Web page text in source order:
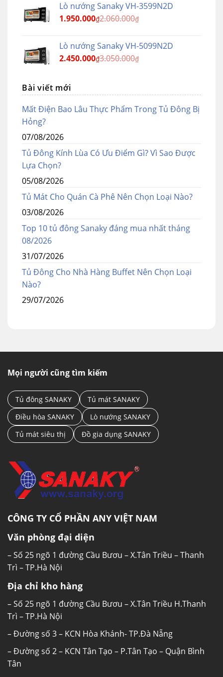
Lò nướng Sanaky VH-3599N2D
1.950.000₫2.060.000₫
Lò nướng Sanaky VH-5099N2D
2.450.000₫3.050.000₫
Bài viết mới
Mất Điện Bao Lâu Thực Phẩm Trong Tủ Đông Bị
Hỏng?
07/08/2026
Tủ Đông Kính Lùa Có Ưu Điểm Gì? Vì Sao Được
Lựa Chọn?
05/08/2026
Tủ Mát Cho Quán Cà Phê Nên Chọn Loại Nào?
03/08/2026
Top 10 tủ đông Sanaky đáng mua nhất tháng
08/2026
31/07/2026
Tủ Đông Cho Nhà Hàng Buffet Nên Chọn Loại
Nào?
29/07/2026
Mọi người cũng tìm kiếm
Tủ đông SANAKY
Tủ mát SANAKY
Điều hòa SANAKY
Lò nướng SANAKY
Tủ mát siêu thị
Đồ gia dụng SANAKY
CÔNG TY CỔ PHẦN ANY VIỆT NAM
Văn phòng đại diện
– Số 25 ngõ 1 đường Cầu Bươu – X.Tân Triều – Thanh
Trì – TP.Hà Nội
Địa chỉ kho hàng
– Số 25 ngõ 1 đường Cầu Bươu – X.Tân Triều H.Thanh
Trì – TP.Hà Nội
– Đường số 3 – KCN Hòa Khánh- TP.Đà Nẵng
– Đường số 2 – KCN Tân Tạo – P.Tân Tạo – Quận Bình
Tân